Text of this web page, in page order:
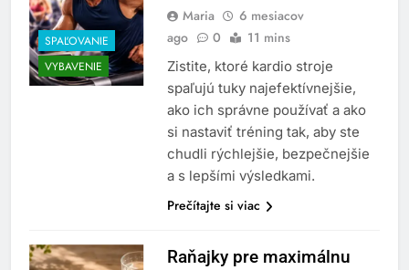
SPAĽOVANIE
VYBAVENIE
Maria
6 mesiacov
ago
0 11 mins
Zistite, ktoré kardio stroje
spaľujú tuky najefektívnejšie,
ako ich správne používať a ako
si nastaviť tréning tak, aby ste
chudli rýchlejšie, bezpečnejšie
a s lepšími výsledkami.
Prečítajte si viac
Raňajky pre maximálnu